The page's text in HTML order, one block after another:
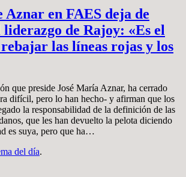
en FAES deja de
de Rajoy: «Es el
las líneas rojas y los
que preside José María Aznar, ha cerrado
difícil, pero lo han hecho- y afirman que los
la responsabilidad de la definición de las
que les han devuelto la pelota diciendo
es suya, pero que ha…
del día.